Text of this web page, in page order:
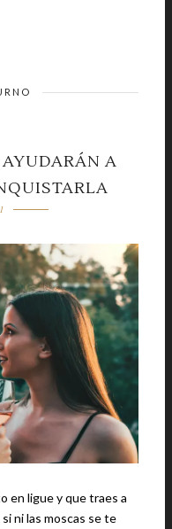
A
en ligue y que traes a
ni las moscas se te